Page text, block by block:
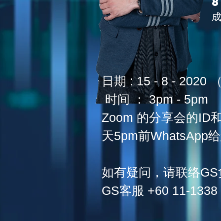
日期 : ​15 - 8 - 2020
时间 ： 3pm - 5pm
Zoom 的分享会的ID
天5pm前WhatsApp
如有疑问，请联络
GS客服 +60 11-1338